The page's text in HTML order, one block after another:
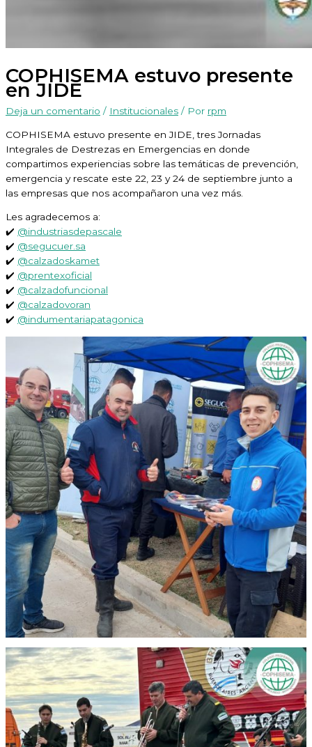
COPHISEMA estuvo presente
en JIDE
Deja un comentario / Institucionales / Por rpm
COPHISEMA estuvo presente en JIDE, tres Jornadas
Integrales de Destrezas en Emergencias en donde
compartimos experiencias sobre las temáticas de prevención,
emergencia y rescate este 22, 23 y 24 de septiembre junto a
las empresas que nos acompañaron una vez más.
Les agradecemos a:
✔️ @industriasdepascale
✔️ @segucuer.sa
✔️ @calzadoskamet
✔️ @prentexoficial
✔️ @calzadofuncional
✔️ @calzadovoran
✔️ @indumentariapatagonica